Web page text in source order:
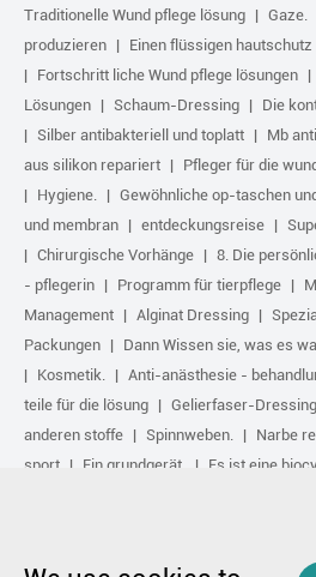
Traditionelle Wund pflege lösung Gaze.
produzieren
Einen flüssigen hautschutz
Fortschritt liche Wund pflege lösungen
Lösungen
Schaum-Dressing
Die
Silber antibakteriell und toplatt
Mb
aus silikon repariert
Pfleger für die
Hygiene.
Gewöhnliche op-taschen
und membran
entdeckungsreise
Chirurgische Vorhänge
8. Die
- pflegerin
Programm für tierpflege
Management
Alginat Dressing
Packungen
Dann Wissen sie, was es
Kosmetik.
Anti-anästhesie -
teile für die lösung
Gelierfaser-Dressing
anderen stoffe
Spinnweben. Narbe
sport
Ein grundgerät. Es ist eine